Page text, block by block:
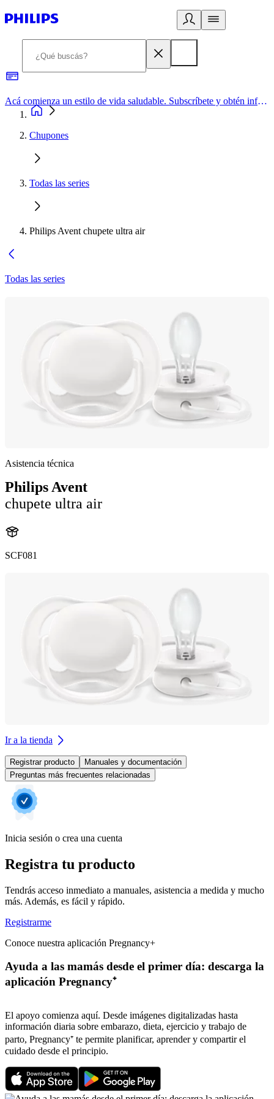
Acá comienza un estilo de vida saludable. Subscríbete y obtén información de primera mano
Chupones
Todas las series
Philips Avent chupete ultra air
Todas las series
Asistencia técnica
Philips Avent
chupete ultra air
SCF081
Ir a la tienda
Registrar producto
Manuales y documentación
Preguntas más frecuentes relacionadas
Inicia sesión o crea una cuenta
Registra tu producto
Tendrás acceso inmediato a manuales, asistencia a medida y mucho
más. Además, es fácil y rápido.
Registrarme
Conoce nuestra aplicación Pregnancy+
Ayuda a las mamás desde el primer día: descarga la
aplicación Pregnancy⁺
El apoyo comienza aquí. Desde imágenes digitalizadas hasta
información diaria sobre embarazo, dieta, ejercicio y trabajo de
parto, Pregnancy⁺ te permite planificar, aprender y compartir el
cuidado desde el principio.